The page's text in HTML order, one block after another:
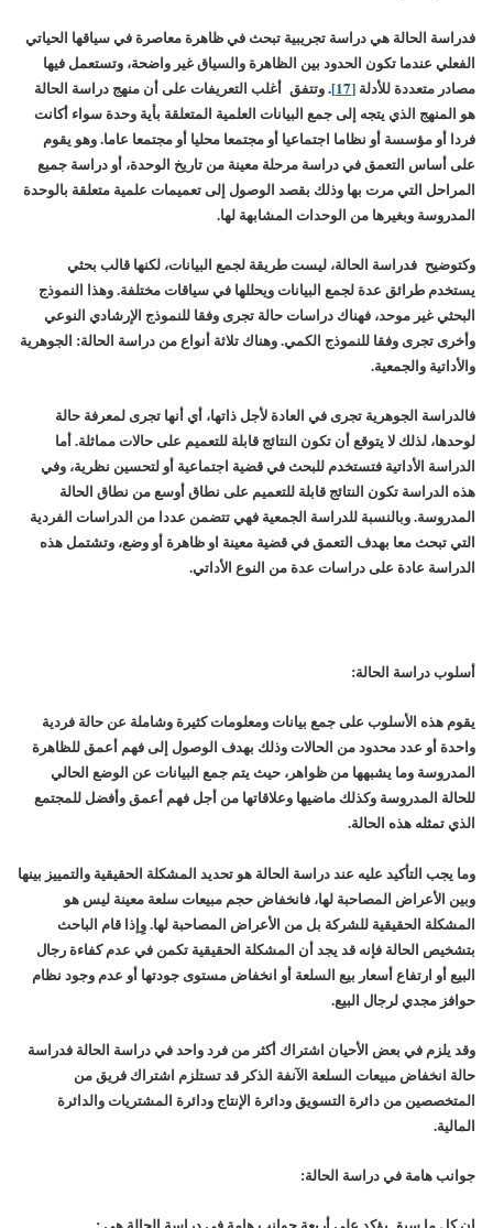
فدراسة الحالة هي دراسة تجريبية تبحث في ظاهرة معاصرة في سياقها الحياتي
الفعلي عندما تكون الحدود بين الظاهرة والسياق غير واضحة، وتستعمل فيها
مصادر متعددة للأدلة [17]
. وتتفق أغلب التعريفات على أن منهج دراسة الحالة
هو المنهج الذي يتجه إلى جمع البيانات العلمية المتعلقة بأية وحدة سواء أكانت
فردا أو مؤسسة أو نظاما اجتماعيا أو مجتمعا محليا أو مجتمعا عاما. وهو يقوم
على أساس التعمق في دراسة مرحلة معينة من تاريخ الوحدة، أو دراسة جميع
المراحل التي مرت بها وذلك بقصد الوصول إلى تعميمات علمية متعلقة بالوحدة
المدروسة وبغيرها من الوحدات المشابهة لها.
وكتوضيح فدراسة الحالة، ليست طريقة لجمع البيانات، لكنها قالب بحثي
يستخدم طرائق عدة لجمع البيانات ويحللها في سياقات مختلفة. وهذا النموذج
البحثي غير موحد، فهناك دراسات حالة تجرى وفقا للنموذج الإرشادي النوعي
وأخرى تجرى وفقا للنموذج الكمي. وهناك تلاثة أنواع من دراسة الحالة: الجوهرية
والأداتية والجمعية.
فالدراسة الجوهرية تجرى في العادة لأجل ذاتها، أي أنها تجرى لمعرفة حالة
لوحدها، لذلك لا يتوقع أن تكون النتائج قابلة للتعميم على حالات مماثلة. أما
الدراسة الأداتية فتستخدم للبحث في قضية اجتماعية أو لتحسين نظرية، وفي
هذه الدراسة تكون النتائج قابلة للتعميم على نطاق أوسع من نطاق الحالة
المدروسة. وبالنسبة للدراسة الجمعية فهي تتضمن عددا من الدراسات الفردية
التي تبحث معا بهدف التعمق في قضية معينة او ظاهرة أو وضع، وتشتمل هذه
الدراسة عادة على دراسات عدة من النوع الأداتي.
أسلوب دراسة الحالة:
يقوم هذه الأسلوب على جمع بيانات ومعلومات كثيرة وشاملة عن حالة فردية
واحدة أو عدد محدود من الحالات وذلك بهدف الوصول إلى فهم أعمق للظاهرة
المدروسة وما يشبهها من ظواهر، حيث يتم جمع البيانات عن الوضع الحالي
للحالة المدروسة وكذلك ماضيها وعلاقاتها من أجل فهم أعمق وأفضل للمجتمع
الذي تمثله هذه الحالة.
وما يجب التأكيد عليه عند دراسة الحالة هو تحديد المشكلة الحقيقية والتمييز بينها
وبين الأعراض المصاحبة لها، فانخفاض حجم مبيعات سلعة معينة ليس هو
المشكلة الحقيقية للشركة بل من الأعراض المصاحبة لها. وِإذا قام الباحث
بتشخيص الحالة فإنه قد يجد أن المشكلة الحقيقية تكمن في عدم كفاءة رجال
البيع أو ارتفاع أسعار بيع السلعة أو انخفاض مستوى جودتها أو عدم وجود نظام
حوافز مجدي لرجال البيع.
وقد يلزم في بعض الأحيان اشتراك أكثر من فرد واحد في دراسة الحالة فدراسة
حالة انخفاض مبيعات السلعة الآنفة الذكر قد تستلزم اشتراك فريق من
المتخصصين من دائرة التسويق ودائرة الإنتاج ودائرة المشتريات والدائرة
المالية.
جوانب هامة في دراسة الحالة: